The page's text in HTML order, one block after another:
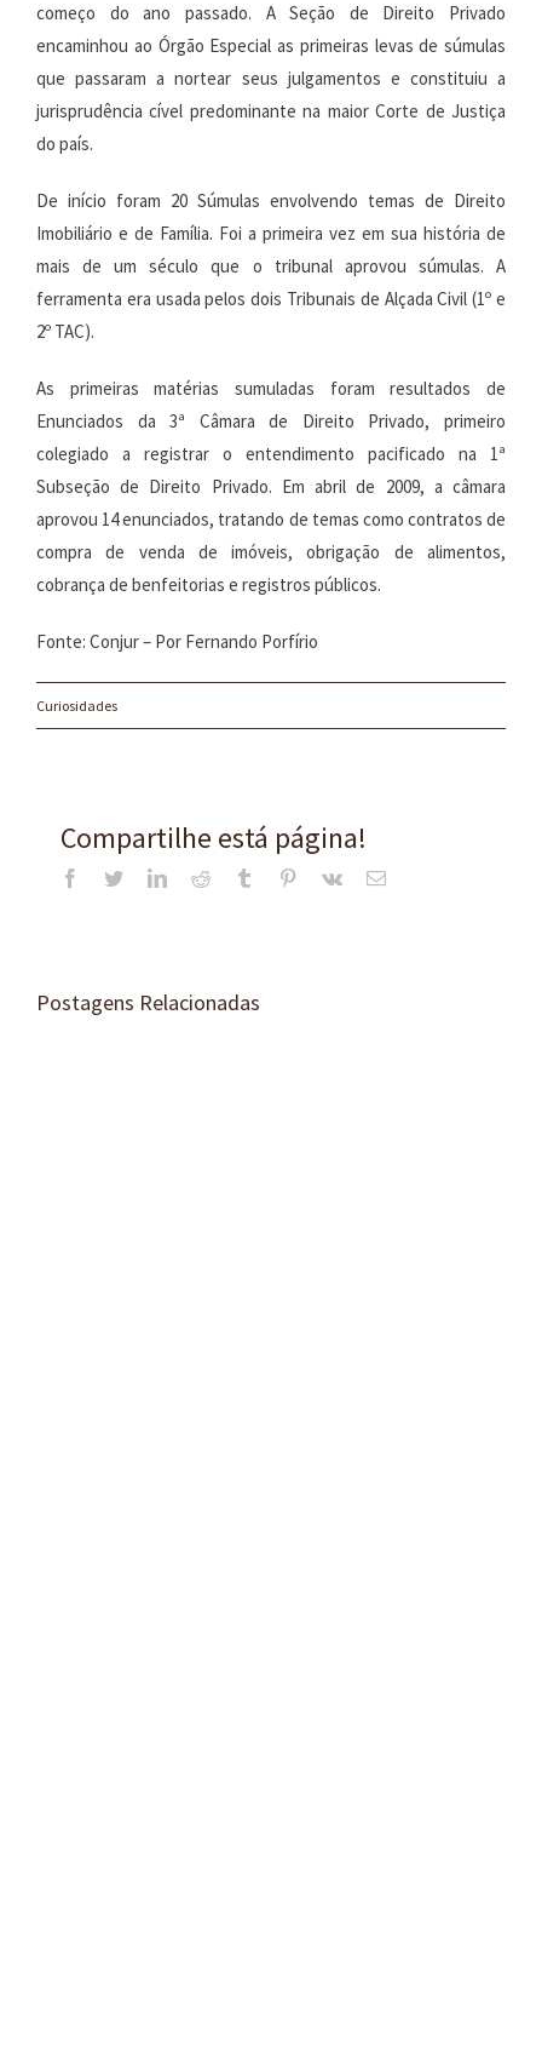
começo do ano passado. A Seção de Direito Privado
encaminhou ao Órgão Especial as primeiras levas de súmulas
que passaram a nortear seus julgamentos e constituiu a
jurisprudência cível predominante na maior Corte de Justiça
do país.
De início foram 20 Súmulas envolvendo temas de Direito
Imobiliário e de Família. Foi a primeira vez em sua história de
mais de um século que o tribunal aprovou súmulas. A
ferramenta era usada pelos dois Tribunais de Alçada Civil (1º e
2º TAC).
As primeiras matérias sumuladas foram resultados de
Enunciados da 3ª Câmara de Direito Privado, primeiro
colegiado a registrar o entendimento pacificado na 1ª
Subseção de Direito Privado. Em abril de 2009, a câmara
aprovou 14 enunciados, tratando de temas como contratos de
compra de venda de imóveis, obrigação de alimentos,
cobrança de benfeitorias e registros públicos.
Fonte: Conjur – Por Fernando Porfírio
Curiosidades
Compartilhe está página!
Facebook
TwitterLinkedInReddit Tumblr Pinterest
Vk
E-
Postagens Relacionadas